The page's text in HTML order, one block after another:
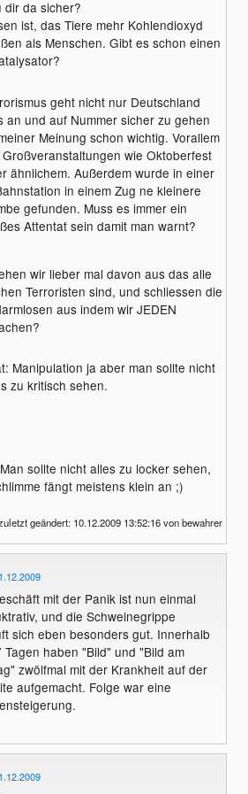
dir da sicher?
ist, das Tiere mehr Kohlendioxyd
als Menschen. Gibt es schon einen
geht nicht nur Deutschland
an und auf Nummer sicher zu gehen
Meinung schon wichtig. Vorallem
wie Oktoberfest
ähnlichem. Außerdem wurde in einer
in einem Zug ne kleinere
gefunden. Muss es immer ein
Attentat sein damit man warnt?
wir lieber mal davon aus das alle
Terroristen sind, und schliessen die
aus indem wir JEDEN
Manipulation ja aber man sollte nicht
zu kritisch sehen.
Man sollte nicht alles zu locker sehen,
fängt meistens klein an ;)
geändert: 10.12.2009 13:52:16 von bewahrer
mit der Panik ist nun einmal
und die Schweinegrippe
sich eben besonders gut. Innerhalb
Tagen haben "Bild" und "Bild am
zwölfmal mit der Krankheit auf der
aufgemacht. Folge war eine